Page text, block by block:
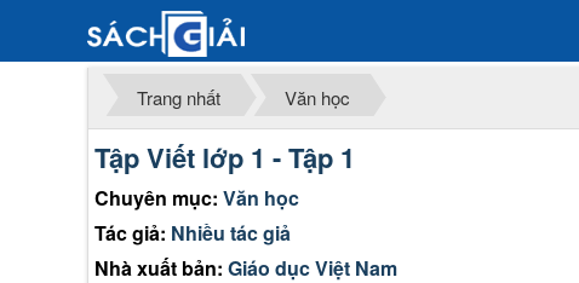
Trang nhất Văn học
Tập Viết lớp 1 - Tập 1
Chuyên mục: Văn học
Tác giả: Nhiều tác giả
Nhà xuất bản: Giáo dục Việt Nam